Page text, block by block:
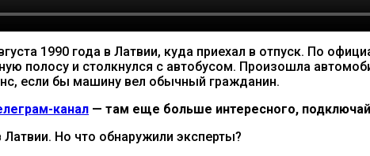
1990 года в Латвии, куда приехал в отпуск. По
полосу и столкнулся с автобусом. Произошла
если бы машину вел обычный гражданин.
канал — там еще больше интересного,
Но что обнаружили эксперты?